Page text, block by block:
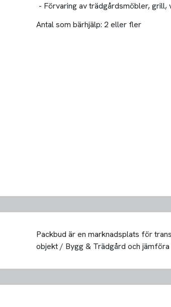
- Förvaring av trädgårdsmöbler, grill,
Antal som bärhjälp: 2 eller fler
Packbud är en marknadsplats för
objekt / Bygg & Trädgård och